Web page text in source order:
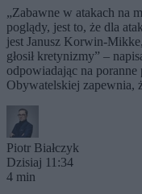
„Zabawne w atakach na
poglądy, jest to, że dla
jest Janusz Korwin-
głosił kretynizmy” –
odpowiadając na
Obywatelskiej zapewnia,
Piotr Białczyk
Dzisiaj 11:34
4 min